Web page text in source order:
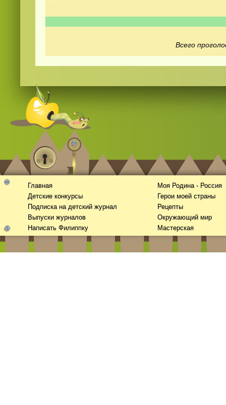
Всего
Главная
Детские конкурсы
Подписка на детский журнал
Выпуски журналов
Написать Филиппку
Моя Родина - Россия
Герои моей страны
Рецепты
Окружающий мир
Мастерская